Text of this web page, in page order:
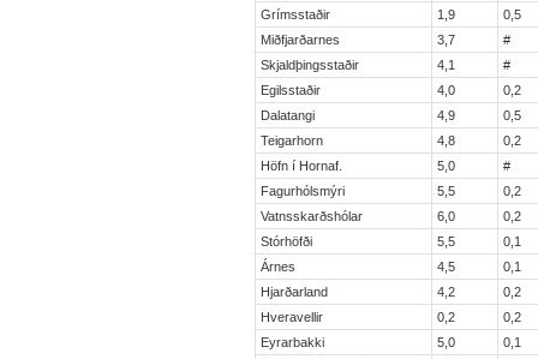
Grímsstaðir
1,9
0,5
Miðfjarðarnes
3,7
#
Skjaldþingsstaðir
4,1
#
Egilsstaðir
4,0
0,2
Dalatangi
4,9
0,5
Teigarhorn
4,8
0,2
Höfn í Hornaf.
5,0
#
Fagurhólsmýri
5,5
0,2
Vatnsskarðshólar
6,0
0,2
Stórhöfði
5,5
0,1
Árnes
4,5
0,1
Hjarðarland
4,2
0,2
Hveravellir
0,2
0,2
Eyrarbakki
5,0
0,1